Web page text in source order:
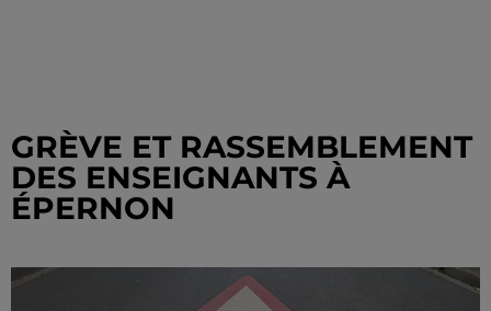
GRÈVE ET RASSEMBLEMENT
DES ENSEIGNANTS À
ÉPERNON